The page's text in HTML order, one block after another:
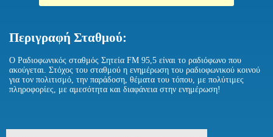
Περιγραφή Σταθμού:
Ο Ραδιοφωνικός σταθμός Σητεία FM 95,5 είναι το ραδιόφωνο που
ακούγεται. Στόχος του σταθμού η ενημέρωση του ραδιοφωνικού κοινού
για τον πολιτισμό, την παράδοση, θέματα του τόπου, με πολύτιμες
πληροφορίες, με αμεσότητα και διαφάνεια στην ενημέρωση!